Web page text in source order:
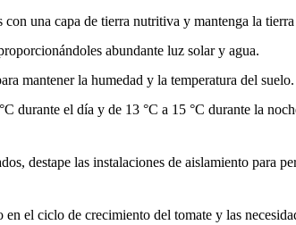
una capa de tierra nutritiva y mantenga la
abundante luz solar y agua.
mantener la humedad y la temperatura del suelo.
durante el día y de 13 °C a 15 °C durante la
destape las instalaciones de aislamiento para
el ciclo de crecimiento del tomate y las